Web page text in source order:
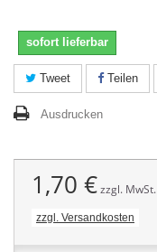
sofort lieferbar
Tweet Teilen
Ausdrucken
1,70 €zzgl. MwSt.
zzgl. Versandkosten